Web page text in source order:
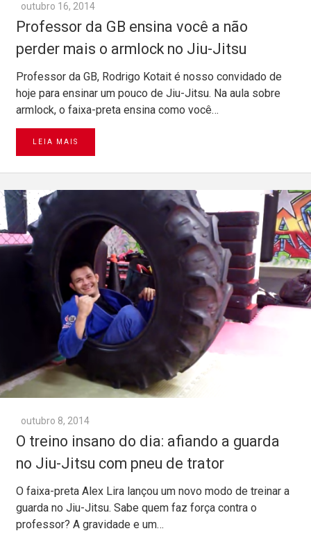
outubro 16, 2014
Professor da GB ensina você a não
perder mais o armlock no Jiu-Jitsu
Professor da GB, Rodrigo Kotait é nosso convidado de
hoje para ensinar um pouco de Jiu-Jitsu. Na aula sobre
armlock, o faixa-preta ensina como você…
LEIA MAIS
outubro 8, 2014
O treino insano do dia: afiando a guarda
no Jiu-Jitsu com pneu de trator
O faixa-preta Alex Lira lançou um novo modo de treinar a
guarda no Jiu-Jitsu. Sabe quem faz força contra o
professor? A gravidade e um…